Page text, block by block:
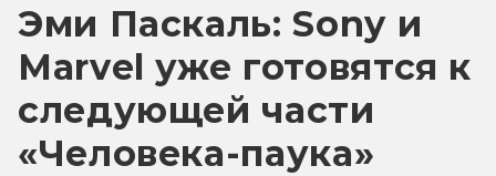
Эми Паскаль: Sony и
Marvel уже готовятся к
следующей части
«Человека-паука»